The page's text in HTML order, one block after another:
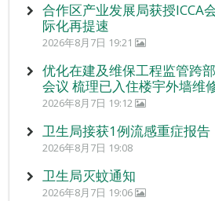
合作区产业发展局获授ICCA
际化再提速
2026年8月7日 19:21
优化在建及维保工程监管跨
会议 梳理已入住楼宇外墙维
2026年8月7日 19:12
卫生局接获1例流感重症报告
2026年8月7日 19:08
卫生局灭蚊通知
2026年8月7日 19:06